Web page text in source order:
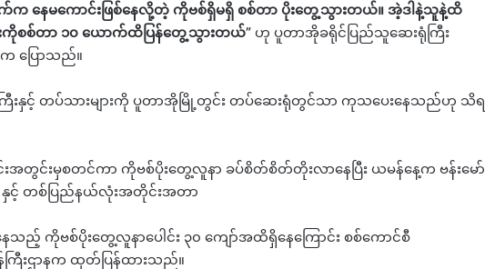
နေမကောင်းဖြစ်နေလို့တဲ့ ကိုဗစ်ရှိမရှိ စစ်တာ ပိုးတွေ့သွားတယ်။ အဲ့ဒါနဲ့သူနဲ့ထိ
စစ်တာ ၁၀ ယောက်ထိပြန်တွေ့သွားတယ်” ဟု ပူတာအိုခရိုင်ပြည်သူဆေးရုံကြီး
ပြောသည်။
းနှင့် တပ်သားများကို ပူတာအိုမြို့တွင်း တပ်ဆေးရုံတွင်သာ ကုသပေးနေသည်ဟု သိရ
အတွင်းမှစတင်ကာ ကိုဗစ်ပိုးတွေ့လူနာ ခပ်စိတ်စိတ်တိုးလာနေပြီး ယမန်နေ့က ဗန်းမော်
င့် တစ်ပြည်နယ်လုံးအတိုင်းအတာ
ကိုဗစ်ပိုးတွေ့လူနာပေါင်း ၃၀ ကျော်အထိရှိနေကြောင်း စစ်ကောင်စီ
ြီးဌာနက ထုတ်ပြန်ထားသည်။